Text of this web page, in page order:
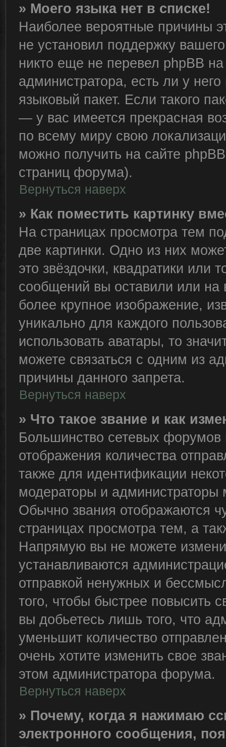
» Моего языка нет в списке!
Наиболее вероятные причины
не установил поддержку
никто еще не перевел phpBB
администратора, есть ли у
языковый пакет. Если такого
— у вас имеется прекрасная
по всему миру свою
можно получить на сайте
страниц форума).
Вернуться наверх
» Как поместить картинку
На страницах просмотра тем
две картинки. Одно из них
это звёздочки, квадратики или
сообщений вы оставили или
более крупное изображение,
уникально для каждого
использовать аватары, то
можете связаться с одним из
причины данного запрета.
Вернуться наверх
» Что такое звание и как
Большинство сетевых форумов
отображения количества
также для идентификации
модераторы и администраторы
Обычно звания отображаются
страницах просмотра тем, а
Напрямую вы не можете
устанавливаются
отправкой ненужных и
того, чтобы быстрее повысить
вы добьетесь лишь того, что
уменьшит количество
очень хотите изменить свое
этом администратора форума.
Вернуться наверх
» Почему, когда я нажимаю
электронного сообщения,